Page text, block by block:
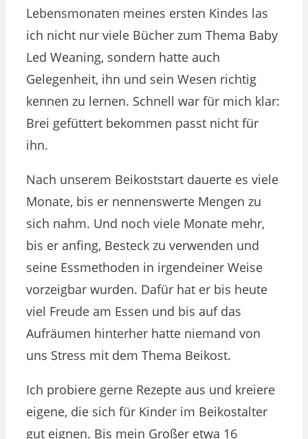
Lebensmonaten meines ersten Kindes las
ich nicht nur viele Bücher zum Thema Baby
Led Weaning, sondern hatte auch
Gelegenheit, ihn und sein Wesen richtig
kennen zu lernen. Schnell war für mich klar:
Brei gefüttert bekommen passt nicht für
ihn.
Nach unserem Beikoststart dauerte es viele
Monate, bis er nennenswerte Mengen zu
sich nahm. Und noch viele Monate mehr,
bis er anfing, Besteck zu verwenden und
seine Essmethoden in irgendeiner Weise
vorzeigbar wurden. Dafür hat er bis heute
viel Freude am Essen und bis auf das
Aufräumen hinterher hatte niemand von
uns Stress mit dem Thema Beikost.
Ich probiere gerne Rezepte aus und kreiere
eigene, die sich für Kinder im Beikostalter
gut eignen. Bis mein Großer etwa 16